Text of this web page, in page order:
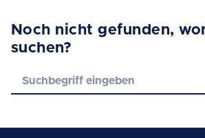
Noch nicht gefunden,
suchen?